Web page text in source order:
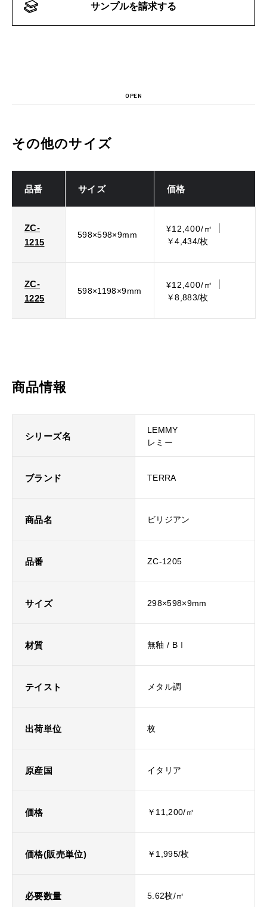
サンプルを請求する
OPEN
その他のサイズ
品番 サイズ 価格
ZC-
1215
598×598×9mm
¥12,400/㎡
￥4,434/枚
ZC-
1225
598×1198×9mm
¥12,400/㎡
￥8,883/枚
商品情報
シリーズ名
LEMMY
レミー
ブランド TERRA
商品名 ビリジアン
品番 ZC-1205
サイズ 298×598×9mm
材質 無釉 / BⅠ
テイスト メタル調
出荷単位 枚
原産国 イタリア
価格 ￥11,200/㎡
価格(販売単位) ￥1,995/枚
必要数量 5.62枚/㎡